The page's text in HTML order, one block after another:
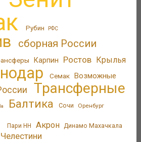
Рубин РФС
сборная России
Карпин Ростов
Крылья
Семак Возможные
Трансферные
Балтика Сочи Оренбург
Пари НН Акрон Динамо Махачкала
Челестини